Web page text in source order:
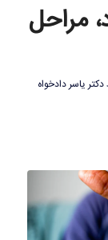
مراحل
دکتر یاسر دادخواه